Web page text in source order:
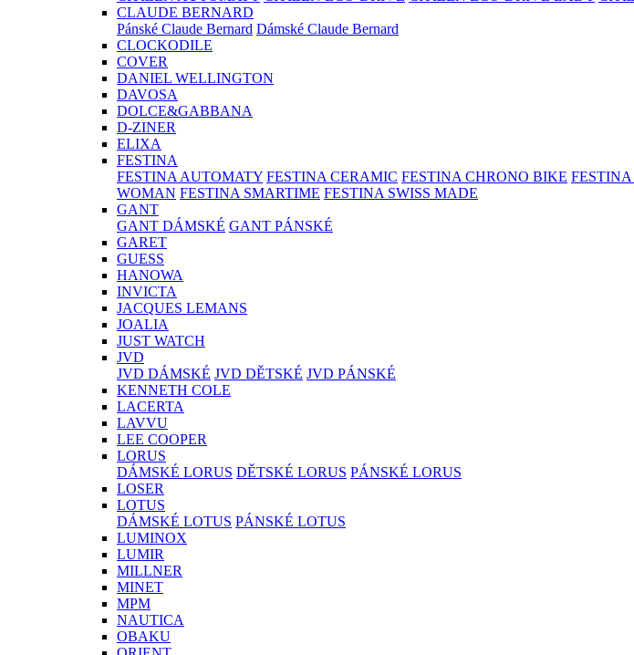
CLAUDE BERNARD
Pánské Claude Bernard Dámské Claude Bernard
CLOCKODILE
COVER
DANIEL WELLINGTON
DAVOSA
DOLCE&GABBANA
D-ZINER
ELIXA
FESTINA
FESTINA AUTOMATY FESTINA CERAMIC FESTINA CHRONO BIKE
WOMAN FESTINA SMARTIME FESTINA SWISS MADE
GANT
GANT DÁMSKÉ GANT PÁNSKÉ
GARET
GUESS
HANOWA
INVICTA
JACQUES LEMANS
JOALIA
JUST WATCH
JVD
JVD DÁMSKÉ JVD DĚTSKÉ JVD PÁNSKÉ
KENNETH COLE
LACERTA
LAVVU
LEE COOPER
LORUS
DÁMSKÉ LORUS DĚTSKÉ LORUS PÁNSKÉ LORUS
LOSER
LOTUS
DÁMSKÉ LOTUS PÁNSKÉ LOTUS
LUMINOX
LUMIR
MILLNER
MINET
MPM
NAUTICA
OBAKU